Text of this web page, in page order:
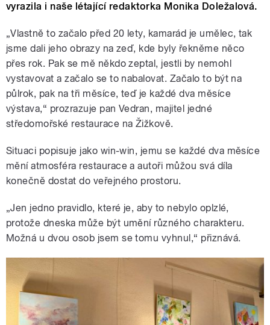
vyrazila i naše létající redaktorka Monika Doležalová.
„Vlastně to začalo před 20 lety, kamarád je umělec, tak
jsme dali jeho obrazy na zeď, kde byly řekněme něco
přes rok. Pak se mě někdo zeptal, jestli by nemohl
vystavovat a začalo se to nabalovat. Začalo to být na
půlrok, pak na tři měsíce, teď je každé dva měsíce
výstava,“ prozrazuje pan Vedran, majitel jedné
středomořské restaurace na Žižkově.
Situaci popisuje jako win-win, jemu se každé dva měsíce
mění atmosféra restaurace a autoři můžou svá díla
konečně dostat do veřejného prostoru.
„Jen jedno pravidlo, které je, aby to nebylo oplzlé,
protože dneska může být umění různého charakteru.
Možná u dvou osob jsem se tomu vyhnul,“ přiznává.